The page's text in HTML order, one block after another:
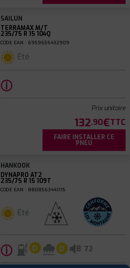
SAILUN
TERRAMAX M/T
235/75 R 15 104Q
CODE EAN : 6959655432909
Été
ⓘ
Prix unitaire
132.90€TTC
FAIRE INSTALLER CE
PNEU
HANKOOK
DYNAPRO AT2
235/75 R 15 109T
CODE EAN : 8808563441115
Été
ⓘ D D B 72